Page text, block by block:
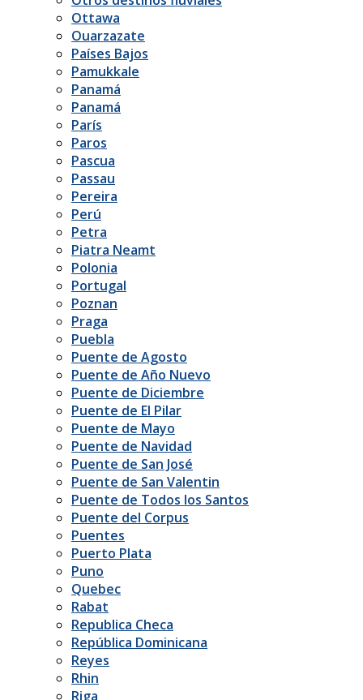
Ottawa
Ouarzazate
Países Bajos
Pamukkale
Panamá
Panamá
París
Paros
Pascua
Passau
Pereira
Perú
Petra
Piatra Neamt
Polonia
Portugal
Poznan
Praga
Puebla
Puente de Agosto
Puente de Año Nuevo
Puente de Diciembre
Puente de El Pilar
Puente de Mayo
Puente de Navidad
Puente de San José
Puente de San Valentin
Puente de Todos los Santos
Puente del Corpus
Puentes
Puerto Plata
Puno
Quebec
Rabat
Republica Checa
República Dominicana
Reyes
Rhin
Riga